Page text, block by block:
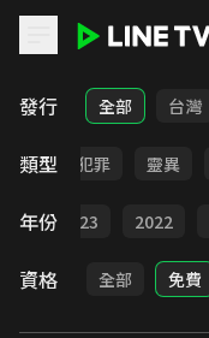
LINE TV - 電影
發行 全部 台灣
類型
勵志 犯罪 靈異
年份 2023 2022
資格 全部 免費